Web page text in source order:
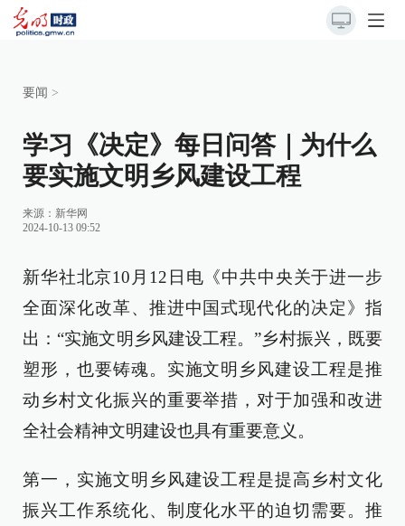
要闻 >
学习《决定》每日问答｜为什么
要实施文明乡风建设工程
来源： 新华网
2024-10-13 09:52
新华社北京10月12日电《中共中央关于进一步
全面深化改革、推进中国式现代化的决定》指
出：“实施文明乡风建设工程。”乡村振兴，既要
塑形，也要铸魂。实施文明乡风建设工程是推
动乡村文化振兴的重要举措，对于加强和改进
全社会精神文明建设也具有重要意义。
第一，实施文明乡风建设工程是提高乡村文化
振兴工作系统化、制度化水平的迫切需要。推